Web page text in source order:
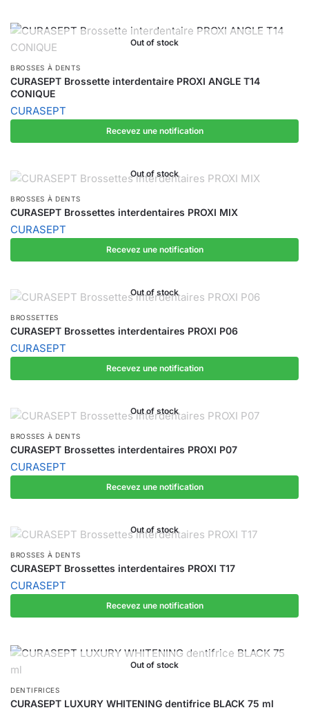
Out of stock
BROSSES À DENTS
CURASEPT Brossette interdentaire PROXI ANGLE T14
CONIQUE
CURASEPT
Recevez une notification
Out of stock
BROSSES À DENTS
CURASEPT Brossettes interdentaires PROXI MIX
CURASEPT
Recevez une notification
Out of stock
BROSSETTES
CURASEPT Brossettes interdentaires PROXI P06
CURASEPT
Recevez une notification
Out of stock
BROSSES À DENTS
CURASEPT Brossettes interdentaires PROXI P07
CURASEPT
Recevez une notification
Out of stock
BROSSES À DENTS
CURASEPT Brossettes interdentaires PROXI T17
CURASEPT
Recevez une notification
Out of stock
DENTIFRICES
CURASEPT LUXURY WHITENING dentifrice BLACK 75 ml